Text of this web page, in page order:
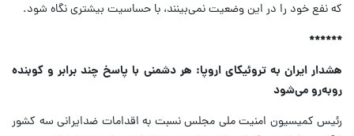
که نفع خود را در این وضعیت نمی‌بینند، با حساسیت بیشتری نگاه شود.
******
هشدار ایران به تروئیکای اروپا: هر دشمنی با پاسخ چند برابر و کوبنده
رو‌به‌رو می‌شود
رئیس کمیسیون امنیت ملی مجلس نسبت به اقدامات ضدایرانی سه کشور